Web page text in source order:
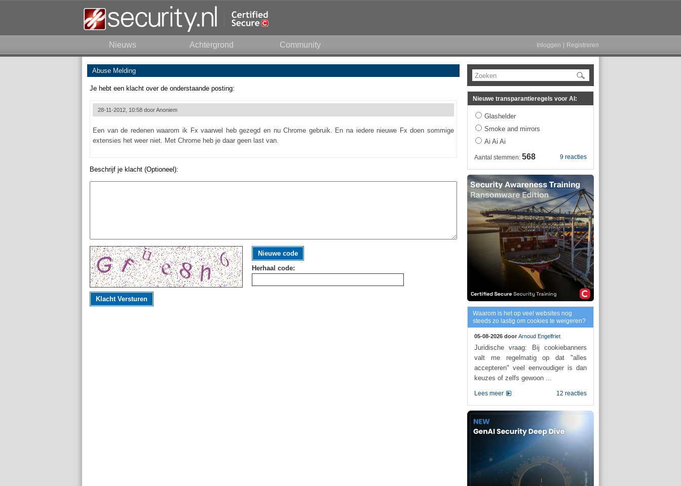
Nieuws Achtergrond Community Inloggen Registreren
Abuse Melding
Je hebt een klacht over de onderstaande posting:
28-11-2012, 10:58 doorAnoniem
Een van de redenen waarom ik Fx vaarwel heb gezegd en nu Chrome gebruik. En na iedere nieuwe Fx doen sommige
extensies het weer niet. Met Chrome heb je daar geen last van.
Beschrijf je klacht (Optioneel):
Nieuwe code
Herhaal code:
Klacht Versturen
Zoeken
Nieuwe transparantieregels voor AI:
Glashelder
Smoke and mirrors
Ai Ai Ai
9 reacties
Aantal stemmen: 568
Waarom is het op veel websites nog
steeds zo lastig om cookies te weigeren?
05-08-2026 door Arnoud Engelfriet
Juridische vraag: Bij cookiebanners
valt me regelmatig op dat "alles
accepteren" veel eenvoudiger is dan
keuzes of zelfs gewoon ...
12 reacties
Lees meer